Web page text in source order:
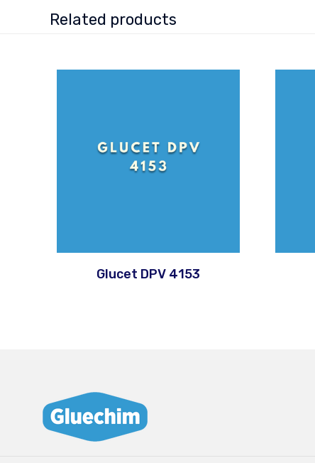
Related products
Glucet DPV 4153